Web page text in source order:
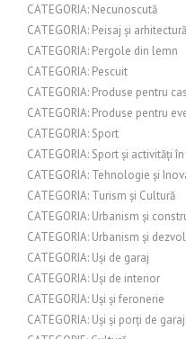
CATEGORIA: Necunoscută
CATEGORIA: Peisaj și arhitectură
CATEGORIA: Pergole din lemn
CATEGORIA: Pescuit
CATEGORIA: Produse pentru
CATEGORIA: Produse pentru
CATEGORIA: Sport
CATEGORIA: Sport și activități
CATEGORIA: Tehnologie și
CATEGORIA: Turism și Cultură
CATEGORIA: Urbanism și
CATEGORIA: Urbanism și
CATEGORIA: Uși de garaj
CATEGORIA: Uși de interior
CATEGORIA: Uși și feronerie
CATEGORIA: Uși și porți de garaj